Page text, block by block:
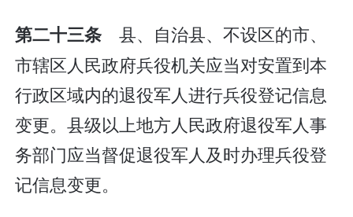
第二十三条 县、自治县、不设区的市、
市辖区人民政府兵役机关应当对安置到本
行政区域内的退役军人进行兵役登记信息
变更。县级以上地方人民政府退役军人事
务部门应当督促退役军人及时办理兵役登
记信息变更。